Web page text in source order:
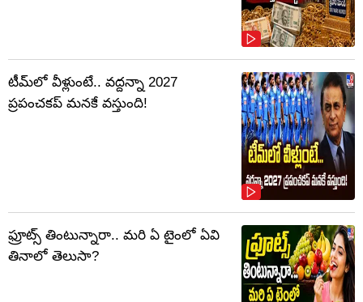
టీమ్‌లో వీళ్లుంటే.. వద్దన్నా 2027
ప్రపంచకప్‌ మనకే వస్తుంది!
ఫ్రూట్స్‌ తింటున్నారా.. మరి ఏ టైంలో ఏవి
తినాలో తెలుసా?